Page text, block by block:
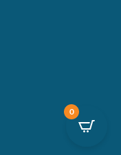
0